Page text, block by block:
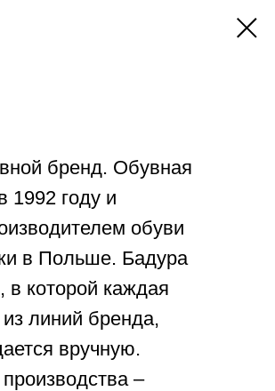
бренд. Обувная
1992 году и
обуви
в Польше. Бадура
в которой каждая
линий бренда,
вручную.
–